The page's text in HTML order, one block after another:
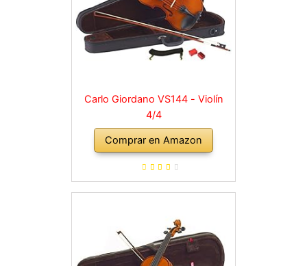
Carlo Giordano VS144 - Violín
4/4
Comprar en Amazon